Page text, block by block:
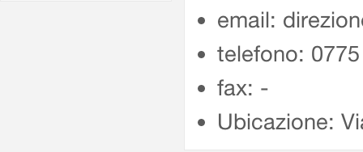
email:
telefono:
fax: -
Ubicazione: